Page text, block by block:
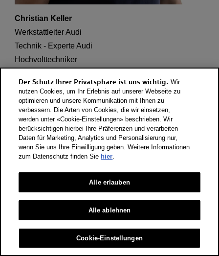
Christian Keller
Werkstattleiter Audi
Technik - Experte Audi
Hochvolttechniker
Der Schutz Ihrer Privatsphäre ist uns wichtig. Wir
nutzen Cookies, um Ihr Erlebnis auf unserer Webseite zu
optimieren und unsere Kommunikation mit Ihnen zu
verbessern. Die Arten von Cookies, die wir einsetzen,
werden unter «Cookie-Einstellungen» beschrieben. Wir
berücksichtigen hierbei Ihre Präferenzen und verarbeiten
Daten für Marketing, Analytics und Personalisierung nur,
wenn Sie uns Ihre Einwilligung geben. Weitere Informationen
zum Datenschutz finden Sie hier.
Cookie-Einstellungen
Alle ablehnen
Alle erlauben